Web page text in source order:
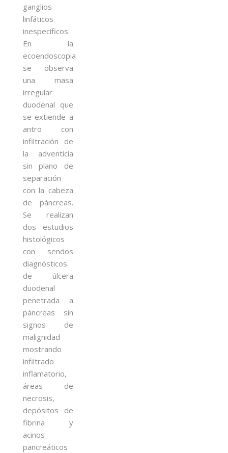
ganglios
linfáticos
inespecíficos.
En la
ecoendoscopia
se observa
una masa
irregular
duodenal que
se extiende a
antro con
infiltración de
la adventicia
sin plano de
separación
con la cabeza
de páncreas.
Se realizan
dos estudios
histológicos
con sendos
diagnósticos
de úlcera
duodenal
penetrada a
páncreas sin
signos de
malignidad
mostrando
infiltrado
inflamatorio,
áreas de
necrosis,
depósitos de
fibrina y
acinos
pancreáticos